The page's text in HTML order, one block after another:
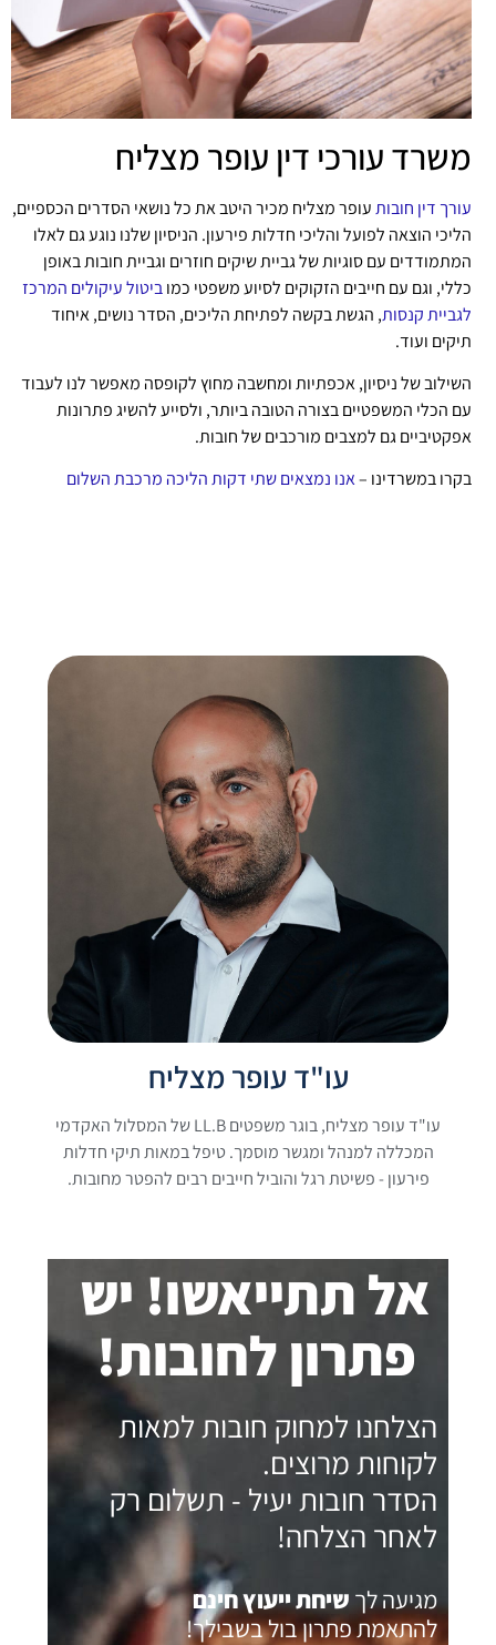
משרד עורכי דין עופר מצליח
עורך דין חובותעופר מצליח מכיר היטב את כל נושאי הסדרים הכספיים,
הליכי הוצאה לפועל והליכי חדלות פירעון. הניסיון שלנו נוגע גם לאלו
המתמודדים עם סוגיות של גביית שיקים חוזרים וגביית חובות באופן
כללי, וגם עם חייבים הזקוקים לסיוע משפטי כמוביטול עיקולים המרכז
לגביית קנסות, הגשת בקשה לפתיחת הליכים, הסדר נושים, איחוד
תיקים ועוד.
השילוב של ניסיון, אכפתיות ומחשבה מחוץ לקופסה מאפשר לנו לעבוד
עם הכלי המשפטיים בצורה הטובה ביותר, ולסייע להשיג פתרונות
אפקטיביים גם למצבים מורכבים של חובות.
בקרו במשרדינו –אנו נמצאים שתי דקות הליכה מרכבת השלום
עו"ד עופר מצליח
עו"ד עופר מצליח, בוגר משפטים LL.B של המסלול האקדמי
המכללה למנהל ומגשר מוסמך. טיפל במאות תיקי חדלות
פירעון - פשיטת רגל והוביל חייבים רבים להפטר מחובות.
אל תתייאשו! יש
פתרון לחובות!
הצלחנו למחוק חובות למאות
לקוחות מרוצים.
הסדר חובות יעיל - תשלום רק
לאחר הצלחה!
מגיעה לך שיחת ייעוץ חינם
להתאמת פתרון בול בשבילך!